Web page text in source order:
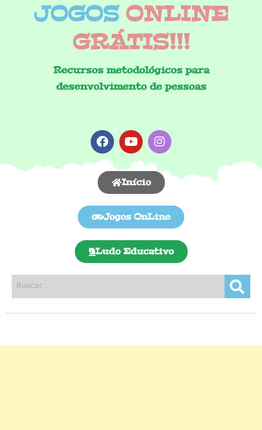
JOGOS ONLINE
GRÁTIS!!!
Recursos metodológicos para
desenvolvimento de pessoas
Início
Jogos OnLine
Ludo Educativo